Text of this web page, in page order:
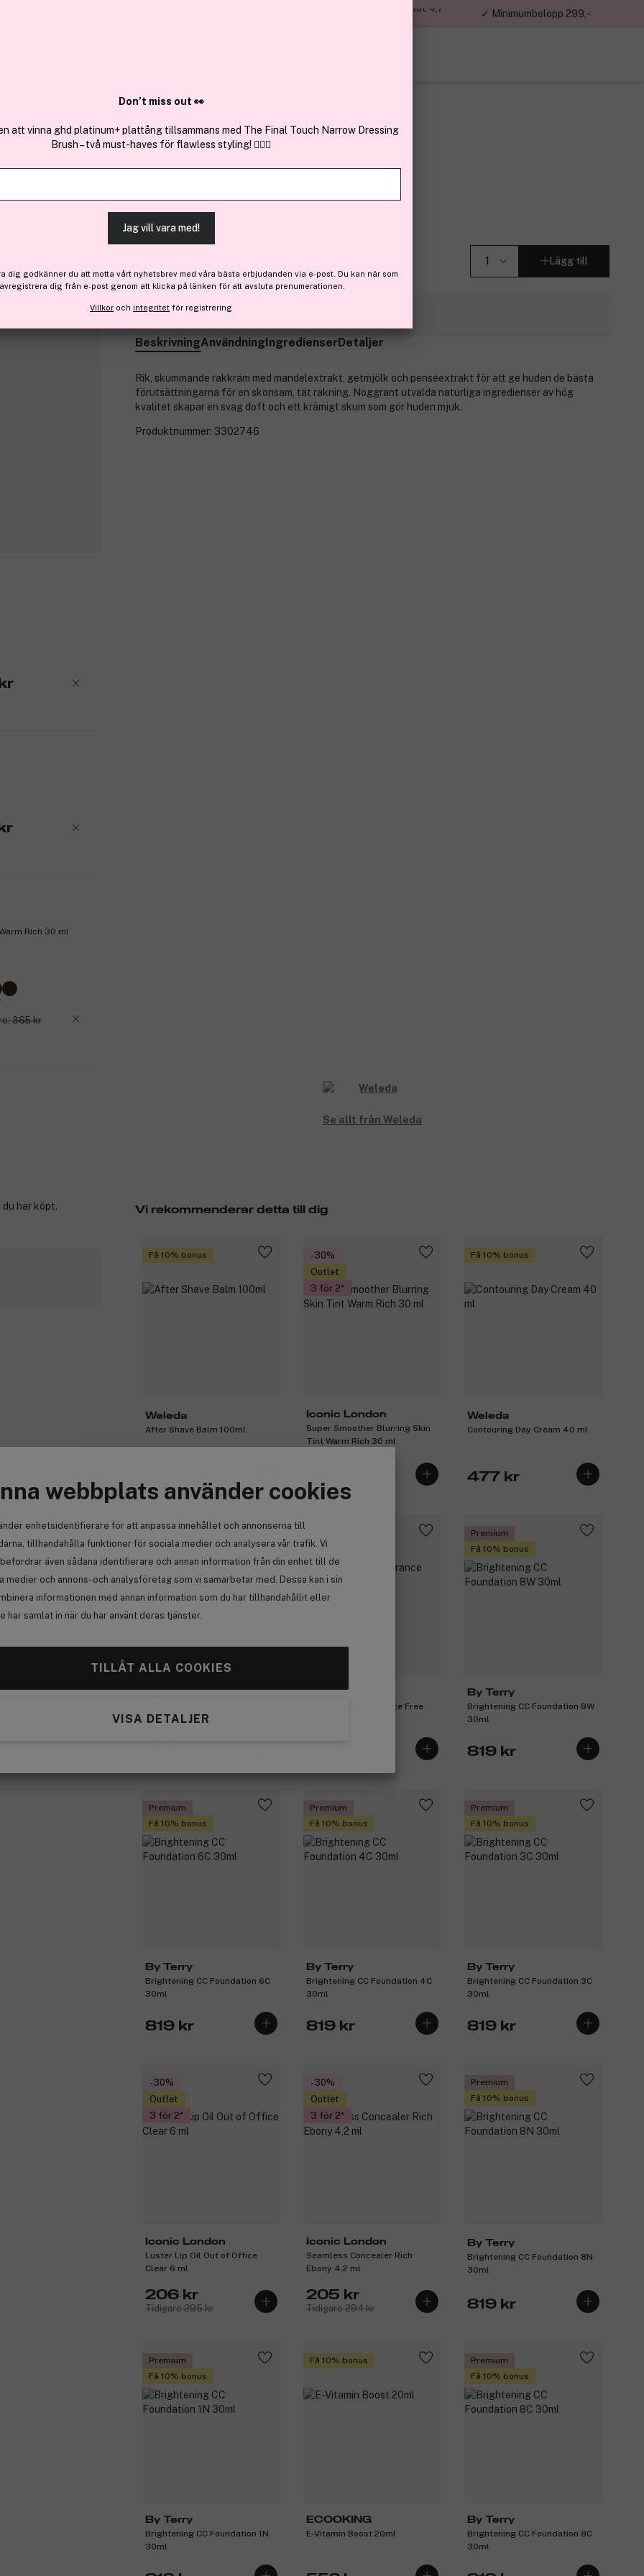
webbplats använder cookies
enhetsidentifierare för att anpassa innehållet och annonserna till
tillhandahålla funktioner för sociala medier och analysera vår trafik. Vi
även sådana identifierare och annan information från din enhet till de
medier och annons- och analysföretag som vi samarbetar med. Dessa kan i sin
informationen med annan information som du har tillhandahållit eller
har samlat in när du har använt deras tjänster.
TILLÅT ALLA COOKIES
VISA DETALJER
✓ Över 1,5 miljon kunder – Trustpilot 4,7
✓ Minimumbelopp 299,-
Shaving Cream 75 ml
Bara 5 på lager
Lägg till
Finns online
BeskrivningAnvändningIngredienserDetaljer
Rik, skummande rakkräm med mandelextrakt, getmjölk och penséextrakt för att ge huden de bästa
förutsättningarna för en skonsam, tät rakning. Noggrant utvalda naturliga ingredienser av hög
kvalitet skapar en svag doft och ett krämigt skum som gör huden mjuk.
Produktnummer: 3302746
Rich 30 ml
365 kr
Se allt från Weleda
Vi rekommenderar detta till dig
Få 10% bonus
Weleda
After Shave Balm 100ml
-30%
Outlet
3 för 2
Iconic London
Super Smoother Blurring Skin
Tint Warm Rich 30 ml
Tidigare 365 kr
Få 10% bonus
Weleda
Contouring Day Cream 40 ml
477 kr
Premium
Få 10% bonus
By Terry
30ml
ECOOKING
Acne Serum Fragrance Free
Premium
Få 10% bonus
By Terry
Brightening CC Foundation 8W
30ml
819 kr
Premium
Få 10% bonus
By Terry
Brightening CC Foundation 6C
30ml
819 kr
Premium
Få 10% bonus
By Terry
Brightening CC Foundation 4C
30ml
819 kr
Premium
Få 10% bonus
By Terry
Brightening CC Foundation 3C
30ml
819 kr
-30%
Outlet
3 för 2
Iconic London
Luster Lip Oil Out of Office
Clear 6 ml
206 kr
Tidigare 295 kr
-30%
Outlet
3 för 2
Iconic London
Seamless Concealer Rich
Ebony 4,2 ml
205 kr
Tidigare 294 kr
Premium
Få 10% bonus
By Terry
Brightening CC Foundation 8N
30ml
819 kr
Premium
Få 10% bonus
By Terry
Brightening CC Foundation 1N
30ml
Få 10% bonus
ECOOKING
E-Vitamin Boost 20ml
Premium
Få 10% bonus
By Terry
Brightening CC Foundation 8C
30ml
har köpt.
Don’t miss out 👀
att vinna ghd platinum+ plattång tillsammans med The Final Touch Narrow Dressing
Brush – två must-haves för flawless styling! 💇‍♀️✨
Jag vill vara med!
dig godkänner du att motta vårt nyhetsbrev med våra bästa erbjudanden via e-post. Du kan när som
dig från e-post genom att klicka på länken för att avsluta prenumerationen.
Villkor och integritet för registrering